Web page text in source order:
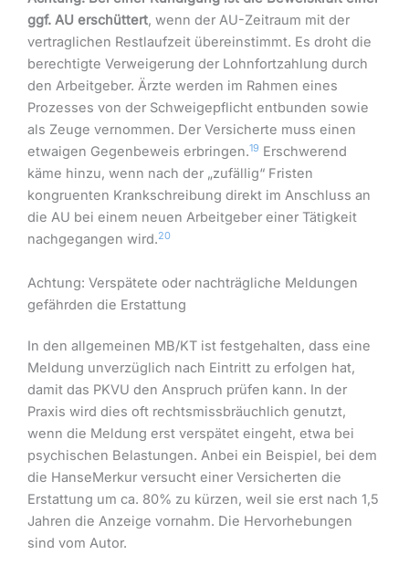
ggf. AU erschüttert, wenn der AU-Zeitraum mit der
vertraglichen Restlaufzeit übereinstimmt. Es droht die
berechtigte Verweigerung der Lohnfortzahlung durch
den Arbeitgeber. Ärzte werden im Rahmen eines
Prozesses von der Schweigepflicht entbunden sowie
als Zeuge vernommen. Der Versicherte muss einen
etwaigen Gegenbeweis erbringen.19 Erschwerend
käme hinzu, wenn nach der „zufällig“ Fristen
kongruenten Krankschreibung direkt im Anschluss an
die AU bei einem neuen Arbeitgeber einer Tätigkeit
nachgegangen wird.20
Achtung: Verspätete oder nachträgliche Meldungen
gefährden die Erstattung
In den allgemeinen MB/KT ist festgehalten, dass eine
Meldung unverzüglich nach Eintritt zu erfolgen hat,
damit das PKVU den Anspruch prüfen kann. In der
Praxis wird dies oft rechtsmissbräuchlich genutzt,
wenn die Meldung erst verspätet eingeht, etwa bei
psychischen Belastungen. Anbei ein Beispiel, bei dem
die HanseMerkur versucht einer Versicherten die
Erstattung um ca. 80% zu kürzen, weil sie erst nach 1,5
Jahren die Anzeige vornahm. Die Hervorhebungen
sind vom Autor.